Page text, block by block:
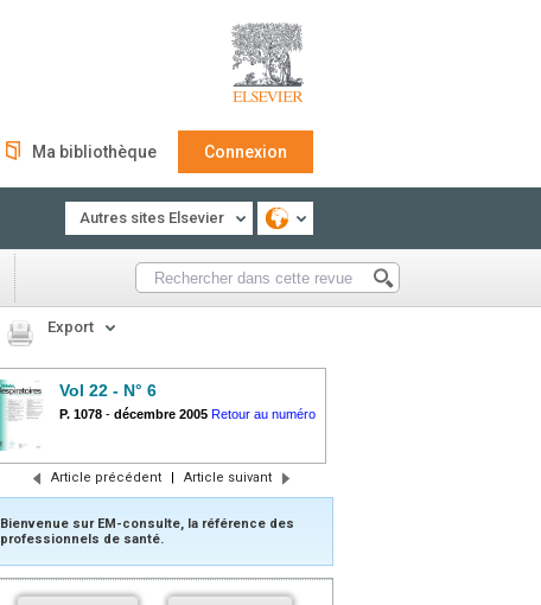
Ma bibliothèque Connexion
Autres sites Elsevier
Export
Vol 22 - N° 6
P. 1078 - décembre 2005 Retour au numéro
Article précédent | Article suivant
Bienvenue sur EM-consulte, la référence des
professionnels de santé.